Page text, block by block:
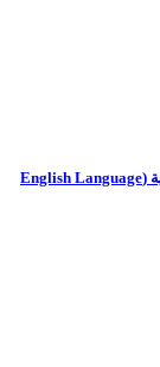
نبحث عن موظفي مبيعات ذوي خبرة باللغة الإنجليزية (English Language